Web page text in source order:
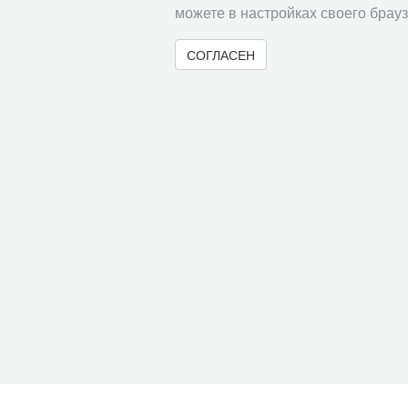
можете в настройках своего
СОГЛАСЕН